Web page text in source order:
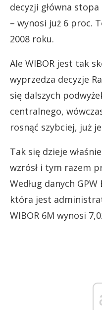
decyzji główna
– wynosi już 6 proc.
2008 roku.
Ale WIBOR jest tak
wyprzedza decyzje
się dalszych
centralnego,
rosnąć szybciej, już
Tak się dzieje
wzrósł i tym razem
Według danych
która jest
WIBOR 6M wynosi